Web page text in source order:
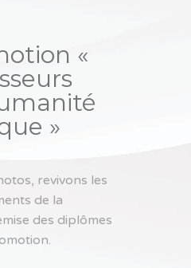
«
»
revivons les
de la
des diplômes